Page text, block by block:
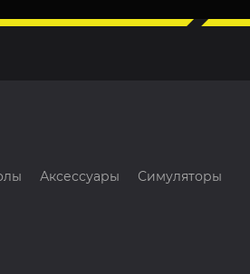
Аксессуары
Симуляторы